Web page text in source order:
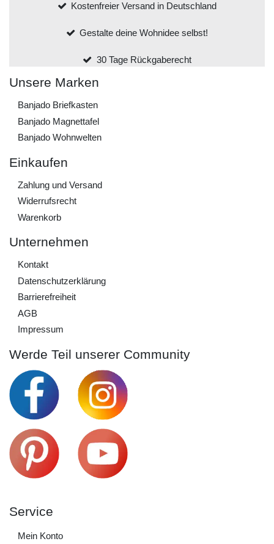
Kostenfreier Versand in Deutschland
Gestalte deine Wohnidee selbst!
30 Tage Rückgaberecht
Unsere Marken
Banjado Briefkasten
Banjado Magnettafel
Banjado Wohnwelten
Einkaufen
Zahlung und Versand
Widerrufs­recht
Warenkorb
Unternehmen
Kontakt
Daten­schutz­erklärung
Barrierefreiheit
AGB
Impressum
Werde Teil unserer Community
Service
Mein Konto